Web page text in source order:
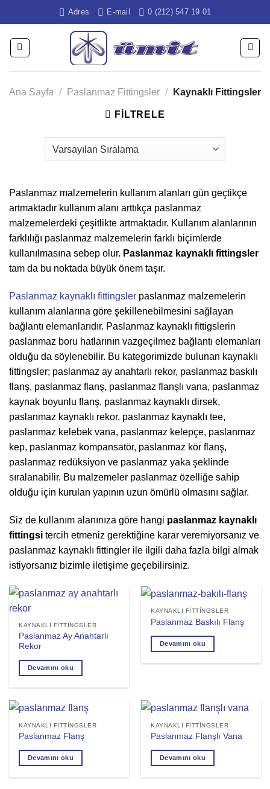
atla
Adres E-mail 0 (212) 547 19 01
Ana Sayfa / Paslanmaz Fittingsler / Kaynaklı Fittingsler
FILTRELE
Paslanmaz malzemelerin kullanım alanları gün geçtikçe
artmaktadır kullanım alanı arttıkça paslanmaz
malzemelerdeki çeşitlikte artmaktadır. Kullanım alanlarının
farklılığı paslanmaz malzemelerin farklı biçimlerde
kullanılmasına sebep olur. Paslanmaz kaynaklı fittingsler
tam da bu noktada büyük önem taşır.
Paslanmaz kaynaklı fittingsler paslanmaz malzemelerin
kullanım alanlarına göre şekillenebilmesini sağlayan
bağlantı elemanlarıdır. Paslanmaz kaynaklı fittigslerin
paslanmaz boru hatlarının vazgeçilmez bağlantı elemanları
olduğu da söylenebilir. Bu kategorimizde bulunan kaynaklı
fittingsler; paslanmaz ay anahtarlı rekor, paslanmaz baskılı
flanş, paslanmaz flanş, paslanmaz flanşlı vana, paslanmaz
kaynak boyunlu flanş, paslanmaz kaynaklı dirsek,
paslanmaz kaynaklı rekor, paslanmaz kaynaklı tee,
paslanmaz kelebek vana, paslanmaz kelepçe, paslanmaz
kep, paslanmaz kompansatör, paslanmaz kör flanş,
paslanmaz redüksiyon ve paslanmaz yaka şeklinde
sıralanabilir. Bu malzemeler paslanmaz özelliğe sahip
olduğu için kurulan yapının uzun ömürlü olmasını sağlar.
Siz de kullanım alanınıza göre hangi paslanmaz kaynaklı
fittingsi tercih etmeniz gerektiğine karar veremiyorsanız ve
paslanmaz kaynaklı fittingler ile ilgili daha fazla bilgi almak
istiyorsanız bizimle iletişime geçebilirsiniz.
KAYNAKLI FITTINGSLER
Paslanmaz Ay Anahtarlı
Rekor
Devamını oku
KAYNAKLI FITTINGSLER
Paslanmaz Baskılı Flanş
Devamını oku
KAYNAKLI FITTINGSLER
Paslanmaz Flanş
Devamını oku
KAYNAKLI FITTINGSLER
Paslanmaz Flanşlı Vana
Devamını oku